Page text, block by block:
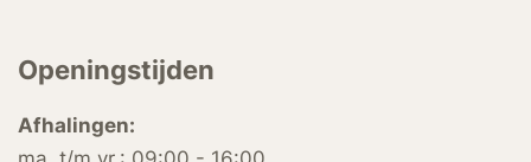
Openingstijden
Afhalingen: